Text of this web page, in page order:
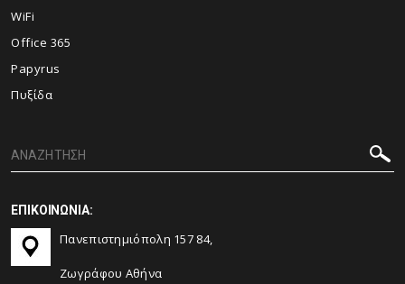
WiFi
Office 365
Papyrus
Πυξίδα
ΕΠΙΚΟΙΝΩΝΙΑ:
Πανεπιστημιόπολη 157 84,
Ζωγράφου Αθήνα